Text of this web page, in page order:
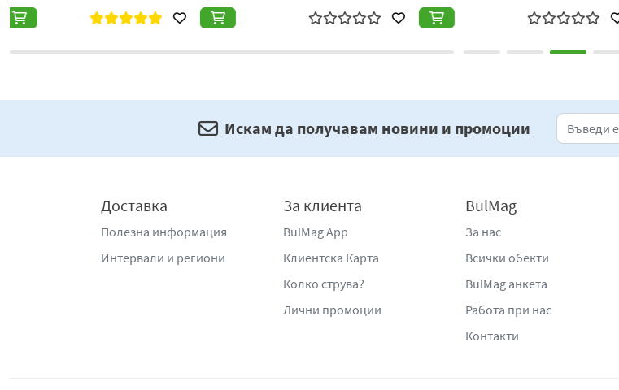
Искам да получавам новини и промоции
Доставка
Полезна информация
Интервали и региони
За клиента
BulMag App
Клиентска Карта
Колко струва?
Лични промоции
BulMag
За нас
Всички обекти
BulMag анкета
Работа при нас
Контакти